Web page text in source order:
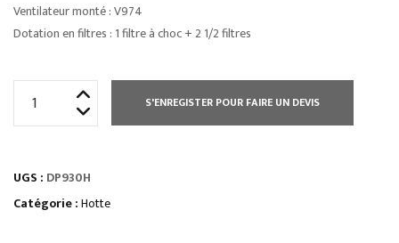
Ventilateur monté : V974
Dotation en filtres : 1 filtre à choc + 2 1/2 filtres
-
HAUTEUR
S'ENREGISTER POUR FAIRE UN DEVIS
UGS : DP930H
Catégorie :Hotte